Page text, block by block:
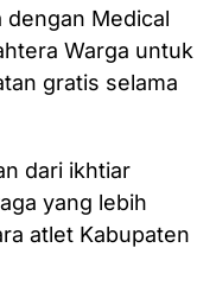
dengan Medical
Warga untuk
gratis selama
dari ikhtiar
yang lebih
atlet Kabupaten